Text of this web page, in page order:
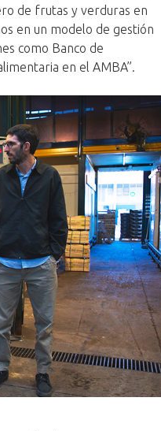
de frutas y verduras en
en un modelo de gestión
como Banco de
en el AMBA”.